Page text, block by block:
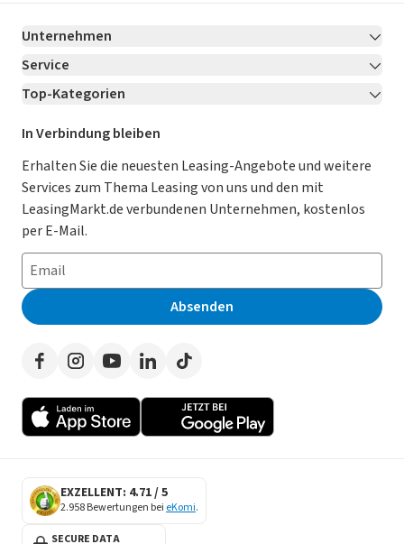
Unternehmen
Über LeasingMarkt.de
Karriere Jetzt bewerben!
Für Händler
Kooperation mit AutoScout24
AGB
Datenschutz
Impressum
Erklärung zur Barrierefreiheit
Presse
Service
Kontakt
Ratgeber
Magazin
Datenschutz-Einstellungen
So funktioniert’s
Häufig gestellte Fragen
Leasing-Lexikon
Auto-Tests
Werben auf LeasingMarkt.de
Top-Kategorien
Leasing Deals
Gebrauchtwagen Leasing
Leasing ohne Anzahlung
E-Auto Leasing
Privatleasing
Leasing-Vergleiche
Herstellerverzeichnis
Händlerverzeichnis
In Verbindung bleiben
Erhalten Sie die neuesten Leasing-Angebote und weitere
Services zum Thema Leasing von uns und den mit
LeasingMarkt.de verbundenen Unternehmen, kostenlos
per E-Mail.
Absenden
EXZELLENT: 4.71 / 5
2.958 Bewertungen bei eKomi.
SECURE DATA